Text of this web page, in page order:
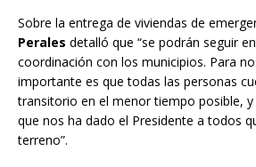
Sobre la entrega de viviendas de
Perales detalló que “se podrán seguir
coordinación con los municipios. Para
importante es que todas las personas
transitorio en el menor tiempo posible, y
que nos ha dado el Presidente a todos
terreno”.